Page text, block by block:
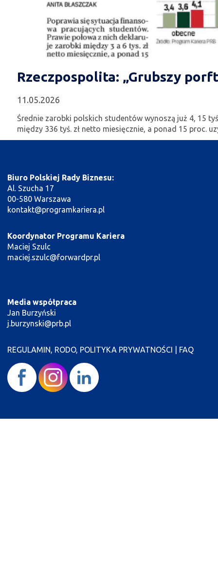
Rzeczpospolita: „Grubszy
11.05.2026
Średnie zarobki polskich studentów wynoszą już 4, 15
między 336 tyś. zł netto miesięcznie, a ponad 15 proc.
Biuro Polskiej Rady Biznesu:
Al. Szucha 17
00-580 Warszawa
kontakt@programkariera.pl
Koordynator Programu Kariera
Maciej Szulc
maciej.szulc@forwardpr.pl
Media współpraca
Jan Burzyński
j.burzynski@prb.pl
REGULAMIN, RODO, POLITYKA PRYWATNOŚCI FAQ